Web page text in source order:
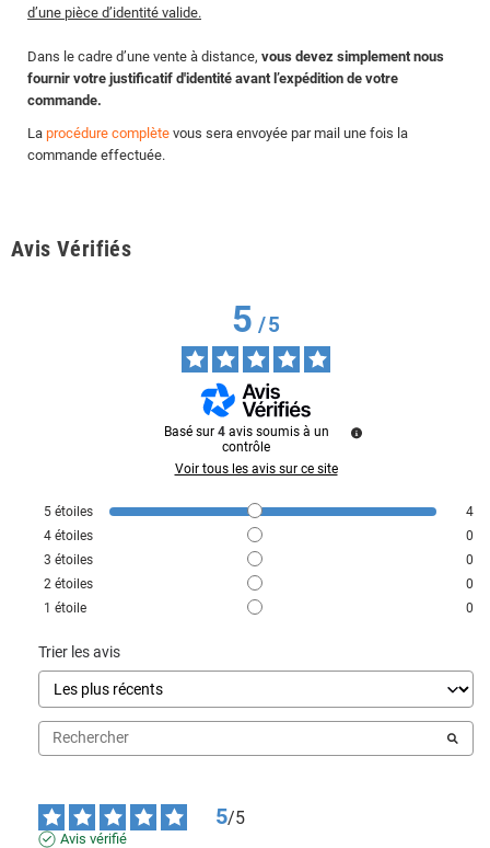
d’une pièce d’identité valide.
Dans le cadre d’une vente à distance, vous devez simplement nous
fournir votre justificatif d'identité avant l’expédition de votre
commande.
La procédure complète vous sera envoyée par mail une fois la
commande effectuée.
Avis Vérifiés
5/5
Basé sur 4 avis soumis à un
contrôle
Voir tous les avis sur ce site
5 étoiles
4
4 étoiles
0
3 étoiles
0
2 étoiles
0
1 étoile 0
Trier les avis
5/5
Avis vérifié